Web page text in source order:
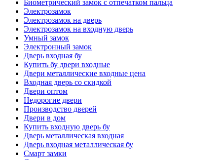
Биометрический замок с отпечатком пальца
Электрозамок
Электрозамок на дверь
Электрозамок на входную дверь
Умный замок
Электронный замок
Дверь входная бу
Купить бу двери входные
Двери металлические входные цена
Входная дверь со скидкой
Двери оптом
Недорогие двери
Производство дверей
Двери в дом
Купить входную дверь бу
Дверь металлическая входная
Дверь входная металлическая бу
Смарт замки